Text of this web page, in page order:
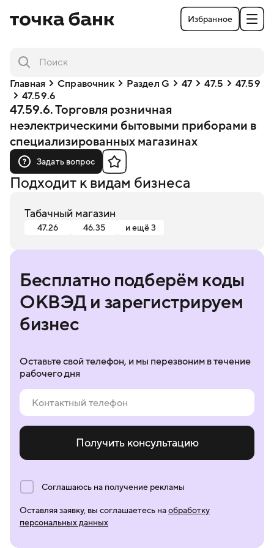
Избранное
Главная Справочник Раздел G 47 47.5
47.59
47.59.6
47.59.6. Торговля розничная
неэлектрическими бытовыми приборами в
специализированных магазинах
Задать вопрос
Подходит к видам бизнеса
Табачный магазин
47.26 46.35 и ещё 3
Бесплатно подберём коды
ОКВЭД и зарегистрируем
бизнес
Оставьте свой телефон, и мы перезвоним в течение
рабочего дня
Получить консультацию
Соглашаюсь на получение рекламы
Оставляя заявку, вы соглашаетесь наобработку
персональных данных